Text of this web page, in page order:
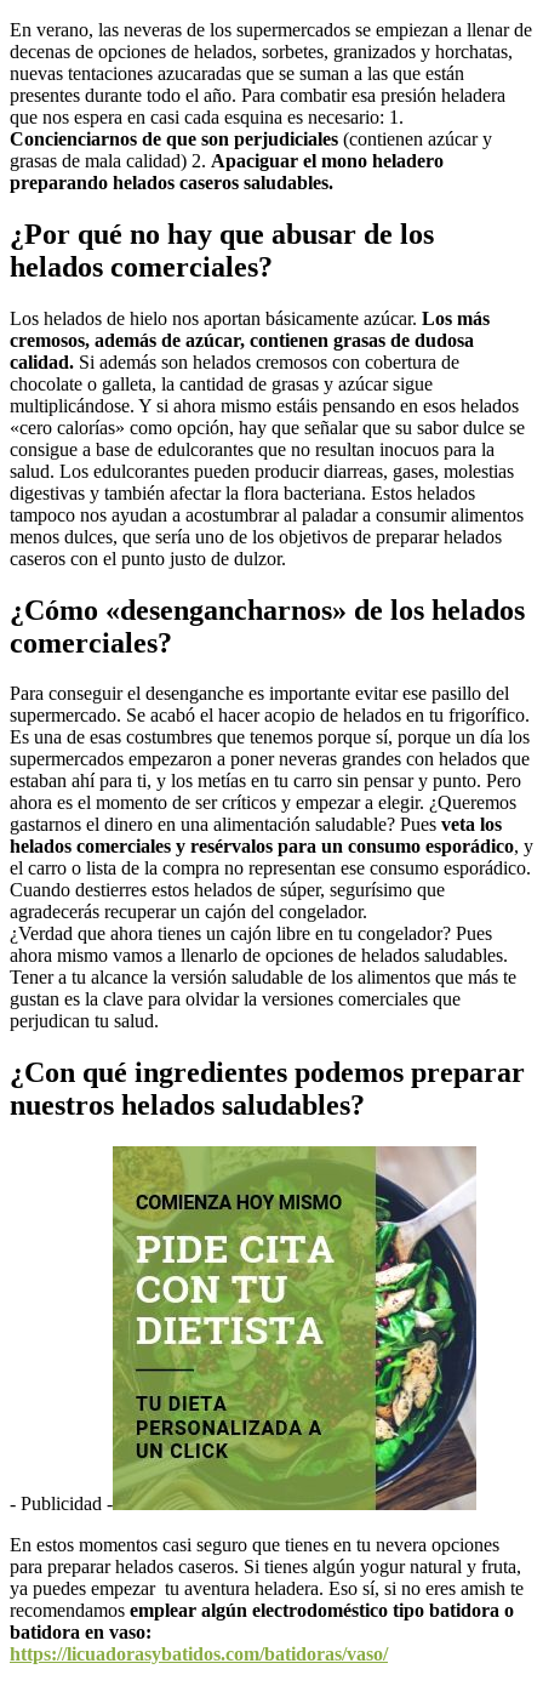
En verano, las neveras de los supermercados se empiezan a llenar de
decenas de opciones de helados, sorbetes, granizados y horchatas,
nuevas tentaciones azucaradas que se suman a las que están
presentes durante todo el año. Para combatir esa presión heladera
que nos espera en casi cada esquina es necesario: 1.
Concienciarnos de que son perjudiciales (contienen azúcar y
grasas de mala calidad) 2. Apaciguar el mono heladero
preparando helados caseros saludables.
¿Por qué no hay que abusar de los
helados comerciales?
Los helados de hielo nos aportan básicamente azúcar. Los más
cremosos, además de azúcar, contienen grasas de dudosa
calidad. Si además son helados cremosos con cobertura de
chocolate o galleta, la cantidad de grasas y azúcar sigue
multiplicándose. Y si ahora mismo estáis pensando en esos helados
«cero calorías» como opción, hay que señalar que su sabor dulce se
consigue a base de edulcorantes que no resultan inocuos para la
salud. Los edulcorantes pueden producir diarreas, gases, molestias
digestivas y también afectar la flora bacteriana. Estos helados
tampoco nos ayudan a acostumbrar al paladar a consumir alimentos
menos dulces, que sería uno de los objetivos de preparar helados
caseros con el punto justo de dulzor.
¿Cómo «desengancharnos» de los helados
comerciales?
Para conseguir el desenganche es importante evitar ese pasillo del
supermercado. Se acabó el hacer acopio de helados en tu frigorífico.
Es una de esas costumbres que tenemos porque sí, porque un día los
supermercados empezaron a poner neveras grandes con helados que
estaban ahí para ti, y los metías en tu carro sin pensar y punto. Pero
ahora es el momento de ser críticos y empezar a elegir. ¿Queremos
gastarnos el dinero en una alimentación saludable? Pues veta los
helados comerciales y resérvalos para un consumo esporádico, y
el carro o lista de la compra no representan ese consumo esporádico.
Cuando destierres estos helados de súper, segurísimo que
agradecerás recuperar un cajón del congelador.
¿Verdad que ahora tienes un cajón libre en tu congelador? Pues
ahora mismo vamos a llenarlo de opciones de helados saludables.
Tener a tu alcance la versión saludable de los alimentos que más te
gustan es la clave para olvidar la versiones comerciales que
perjudican tu salud.
¿Con qué ingredientes podemos preparar
nuestros helados saludables?
- Publicidad -
En estos momentos casi seguro que tienes en tu nevera opciones
para preparar helados caseros. Si tienes algún yogur natural y fruta,
ya puedes empezar tu aventura heladera. Eso sí, si no eres amish te
recomendamos emplear algún electrodoméstico tipo batidora o
batidora en vaso:
https://licuadorasybatidos.com/batidoras/vaso/